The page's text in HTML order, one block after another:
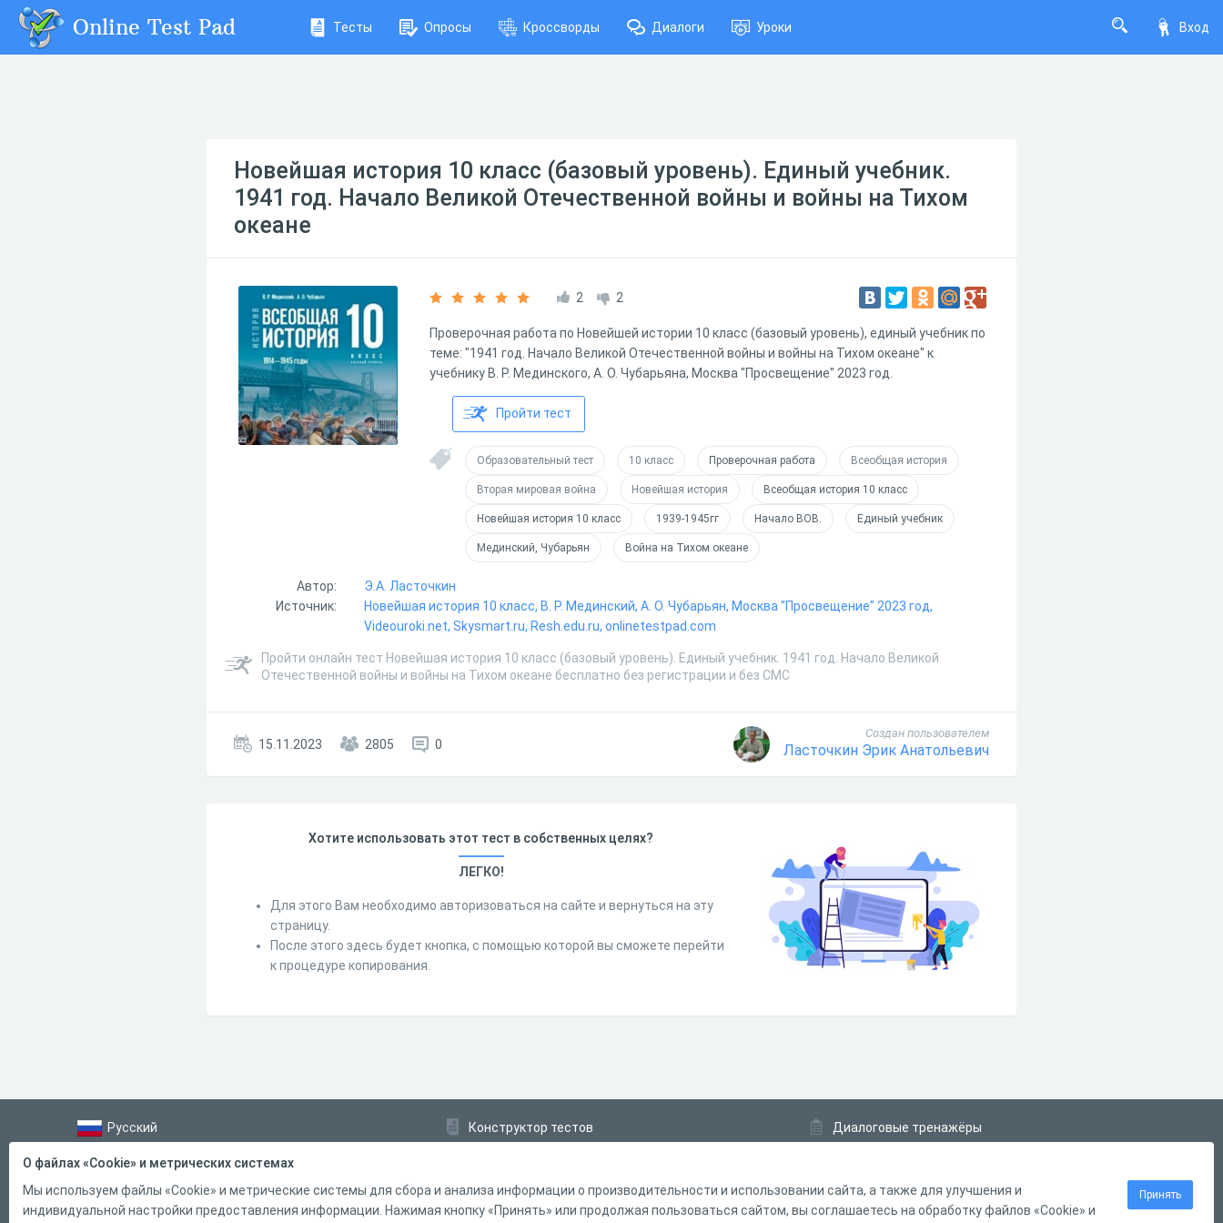
Вход
Online Test Pad Тесты Опросы Кроссворды Диалоги Уроки
Новейшая история 10 класс (базовый уровень). Единый учебник.
1941 год. Начало Великой Отечественной войны и войны на Тихом
океане
2 2
Проверочная работа по Новейшей истории 10 класс (базовый уровень), единый учебник по
теме: "1941 год. Начало Великой Отечественной войны и войны на Тихом океане" к
учебнику В. Р. Мединского, А. О. Чубарьяна, Москва "Просвещение" 2023 год.
Пройти тест
Образовательный тест 10 класс Проверочная работа Всеобщая история
Вторая мировая война Новейшая история Всеобщая история 10 класс
Новейшая история 10 класс 1939-1945гг Начало ВОВ. Единый учебник
Мединский, Чубарьян Война на Тихом океане
Автор:
Э.А. Ласточкин
Источник:
Новейшая история 10 класс, В. Р. Мединский, А. О. Чубарьян, Москва "Просвещение" 2023 год,
Videouroki.net, Skysmart.ru, Resh.edu.ru, onlinetestpad.com
Пройти онлайн тест Новейшая история 10 класс (базовый уровень). Единый учебник. 1941 год. Начало Великой
Отечественной войны и войны на Тихом океане бесплатно без регистрации и без СМС
15.11.2023 2805 0
Создан пользователем
Ласточкин Эрик Анатольевич
Хотите использовать этот тест в собственных целях?
ЛЕГКО!
Для этого Вам необходимо авторизоваться на сайте и вернуться на эту
страницу.
После этого здесь будет кнопка, с помощью которой вы сможете перейти
к процедуре копирования.
Русский
Справка
Форма обратной связи
Контакты
Конструктор тестов
Конструктор кроссвордов
Диалоговые тренажёры
Система Дистанционного Обучения
О файлах «Cookie» и метрических системах
Мы используем файлы «Cookie» и метрические системы для сбора и анализа информации о производительности и использовании сайта, а также для улучшения и
индивидуальной настройки предоставления информации. Нажимая кнопку «Принять» или продолжая пользоваться сайтом, вы соглашаетесь на обработку файлов «Cookie» и
Принять